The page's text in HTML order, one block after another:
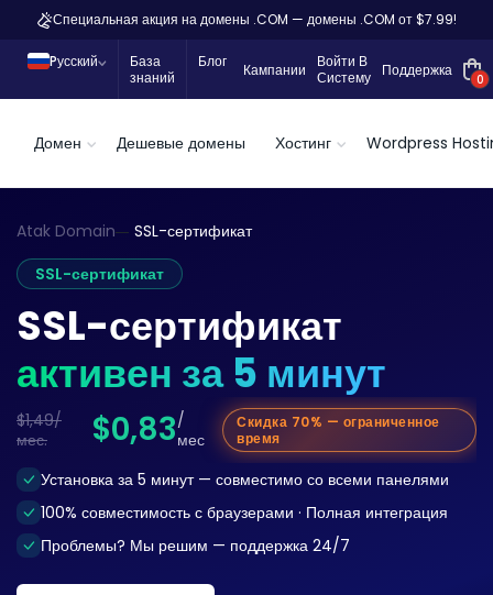
Специальная акция на домены .COM — домены .COM от $7.99!
Pусский
База
знаний
Блог Кампании
Войти В
Систему
Поддержка
0
Домен Дешевые домены Хостинг Wordpress
Atak Domain
SSL-сертификат
SSL-сертификат
SSL-сертификат
активен за 5 минут
$1,49/
мес.
$0,83/
мес
Скидка 70% — ограниченное
время
Установка за 5 минут — совместимо со всеми панелями
100% совместимость с браузерами · Полная интеграция
Проблемы? Мы решим — поддержка 24/7